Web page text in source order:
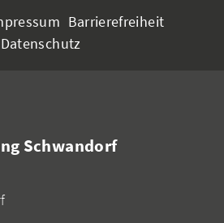
Barrierefreiheit
Datenschutz
Schwandorf